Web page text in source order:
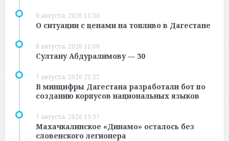
8 августа, 2026 11:30
О ситуации с ценами на топливо в Дагестане
8 августа, 2026 11:00
Султану Абдуралимову — 30
7 августа, 2026 21:22
В минцифры Дагестана разработали бот по
созданию корпусов национальных языков
7 августа, 2026 19:37
Махачкалинское «Динамо» осталось без
словенского легионера